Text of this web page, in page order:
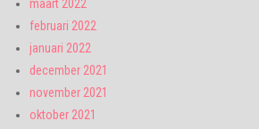
maart 2022
februari 2022
januari 2022
december 2021
november 2021
oktober 2021